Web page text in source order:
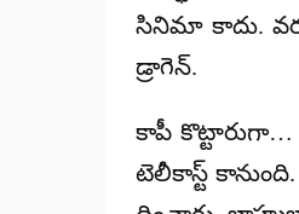
సినిమా కాదు.
డ్రాగెన్.
కాపీ కొట్టారుగా…
టెలీకాస్ట్